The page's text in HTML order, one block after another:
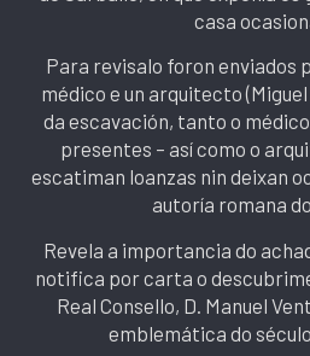
casa
Para revisalo foron enviados
médico e un arquitecto
da escavación, tanto o
presentes – así como o
escatiman loanzas nin deixan
autoría romana
Revela a importancia do
notifica por carta o
Real Consello, D. Manuel
emblemática do